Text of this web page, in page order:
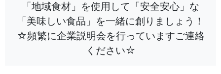
「地域食材」を使用して「安全安心」な
「美味しい食品」を一緒に創りましょう！
☆頻繁に企業説明会を行っていますご連絡
ください☆